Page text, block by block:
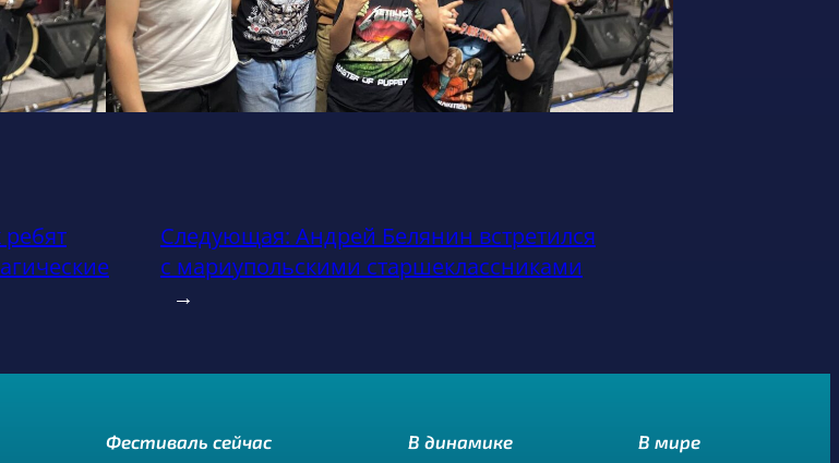
Следующая: Андрей Белянин встретился
с мариупольскими старшеклассниками
→
Фестиваль сейчас В динамике В мире